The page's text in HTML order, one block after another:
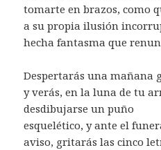
tomarte en brazos, como
a su propia ilusión
hecha fantasma que
Despertarás una mañana
y verás, en la luna de tu
desdibujarse un puño
esquelético, y ante el
aviso, gritarás las cinco